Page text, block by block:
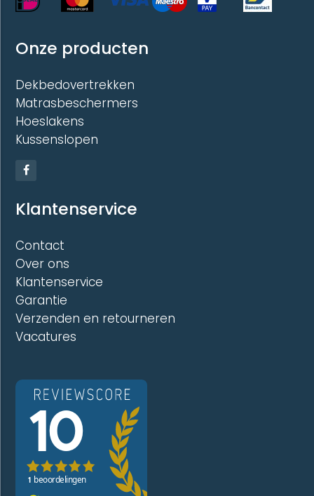
Onze producten
Dekbedovertrekken
Matrasbeschermers
Hoeslakens
Kussenslopen
Klantenservice
Contact
Over ons
Klantenservice
Garantie
Verzenden en retourneren
Vacatures